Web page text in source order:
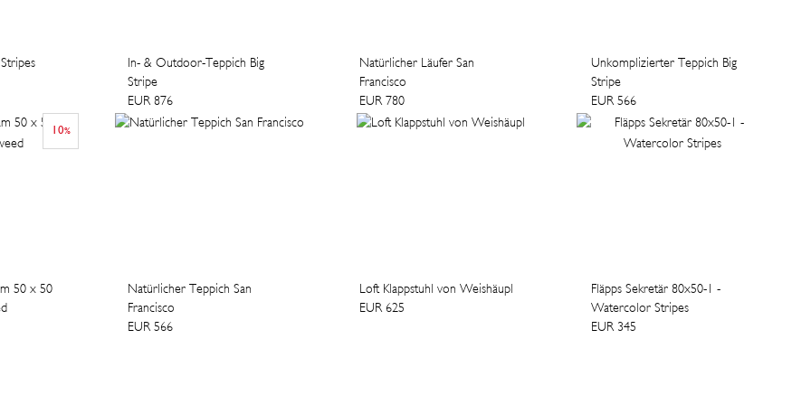
In- & Outdoor-Teppich Big
Stripe
EUR 876
Natürlicher Läufer San
Francisco
EUR 780
Unkomplizierter Teppich Big
Stripe
EUR 566
10%
50 x 50
Natürlicher Teppich San
Francisco
EUR 566
Loft Klappstuhl von Weishäupl
EUR 625
Fläpps Sekretär 80x50-1 -
Watercolor Stripes
EUR 345